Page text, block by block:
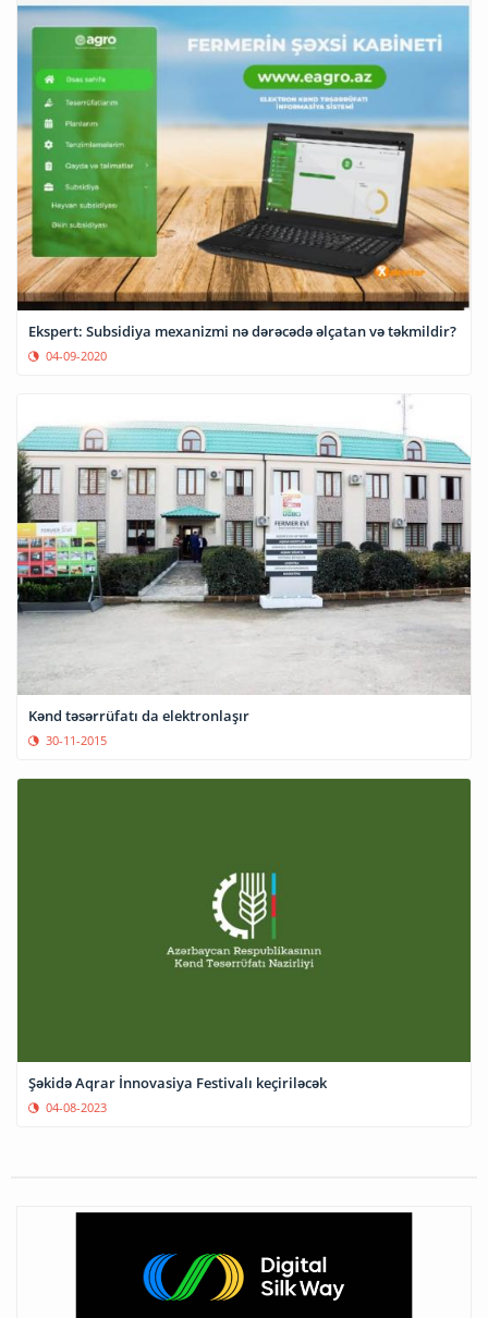
Ekspert: Subsidiya mexanizmi nə dərəcədə əlçatan və təkmildir?
04-09-2020
Kənd təsərrüfatı da elektronlaşır
30-11-2015
Şəkidə Aqrar İnnovasiya Festivalı keçiriləcək
04-08-2023